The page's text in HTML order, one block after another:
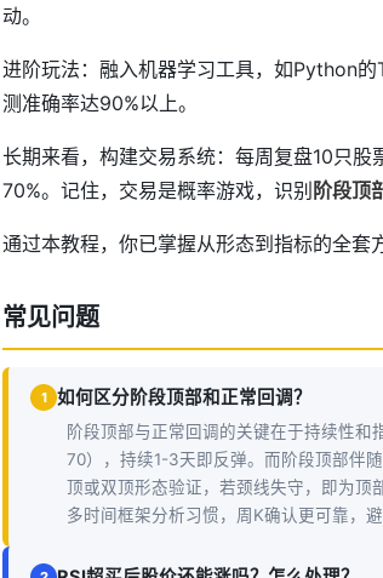
动。
进阶玩法：融入机器学习工具，如Python
测准确率达90%以上。
长期来看，构建交易系统：每周复盘10只股
70%。记住，交易是概率游戏，识别 阶段顶
通过本教程，你已掌握从形态到指标的全
常见问题
1 如何区分阶段顶部和正常回调？
阶段顶部与正常回调的关键在于持续性和
70），持续1-3天即反弹。而阶段顶部伴
顶或双顶形态验证，若颈线失守，即为顶
多时间框架分析习惯，周K确认更可靠，避